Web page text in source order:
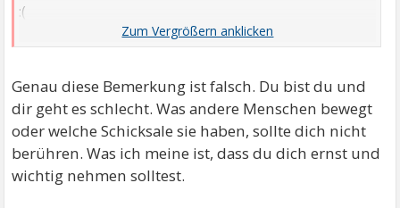
:(
Danke, dass ich mich bei euch ausheulen durfte.
Genau diese Bemerkung ist falsch. Du bist du und
dir geht es schlecht. Was andere Menschen bewegt
oder welche Schicksale sie haben, sollte dich nicht
berühren. Was ich meine ist, dass du dich ernst und
wichtig nehmen solltest.